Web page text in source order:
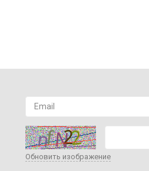
Обновить изображение